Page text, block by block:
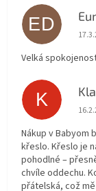
ED
Velká
K
Nákup v Babyom
křeslo. Křeslo je
pohodlné –
chvíle oddechu.
přátelská, což